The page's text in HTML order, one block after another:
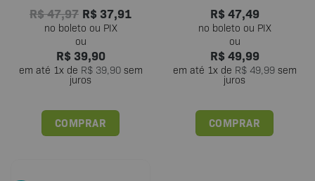
R$47,97 R$ 37,91
R$39,90
em até 1x de R$39,90sem
juros
COMPRAR
R$47,49
R$49,99
em até 1x de R$49,99sem
juros
COMPRAR